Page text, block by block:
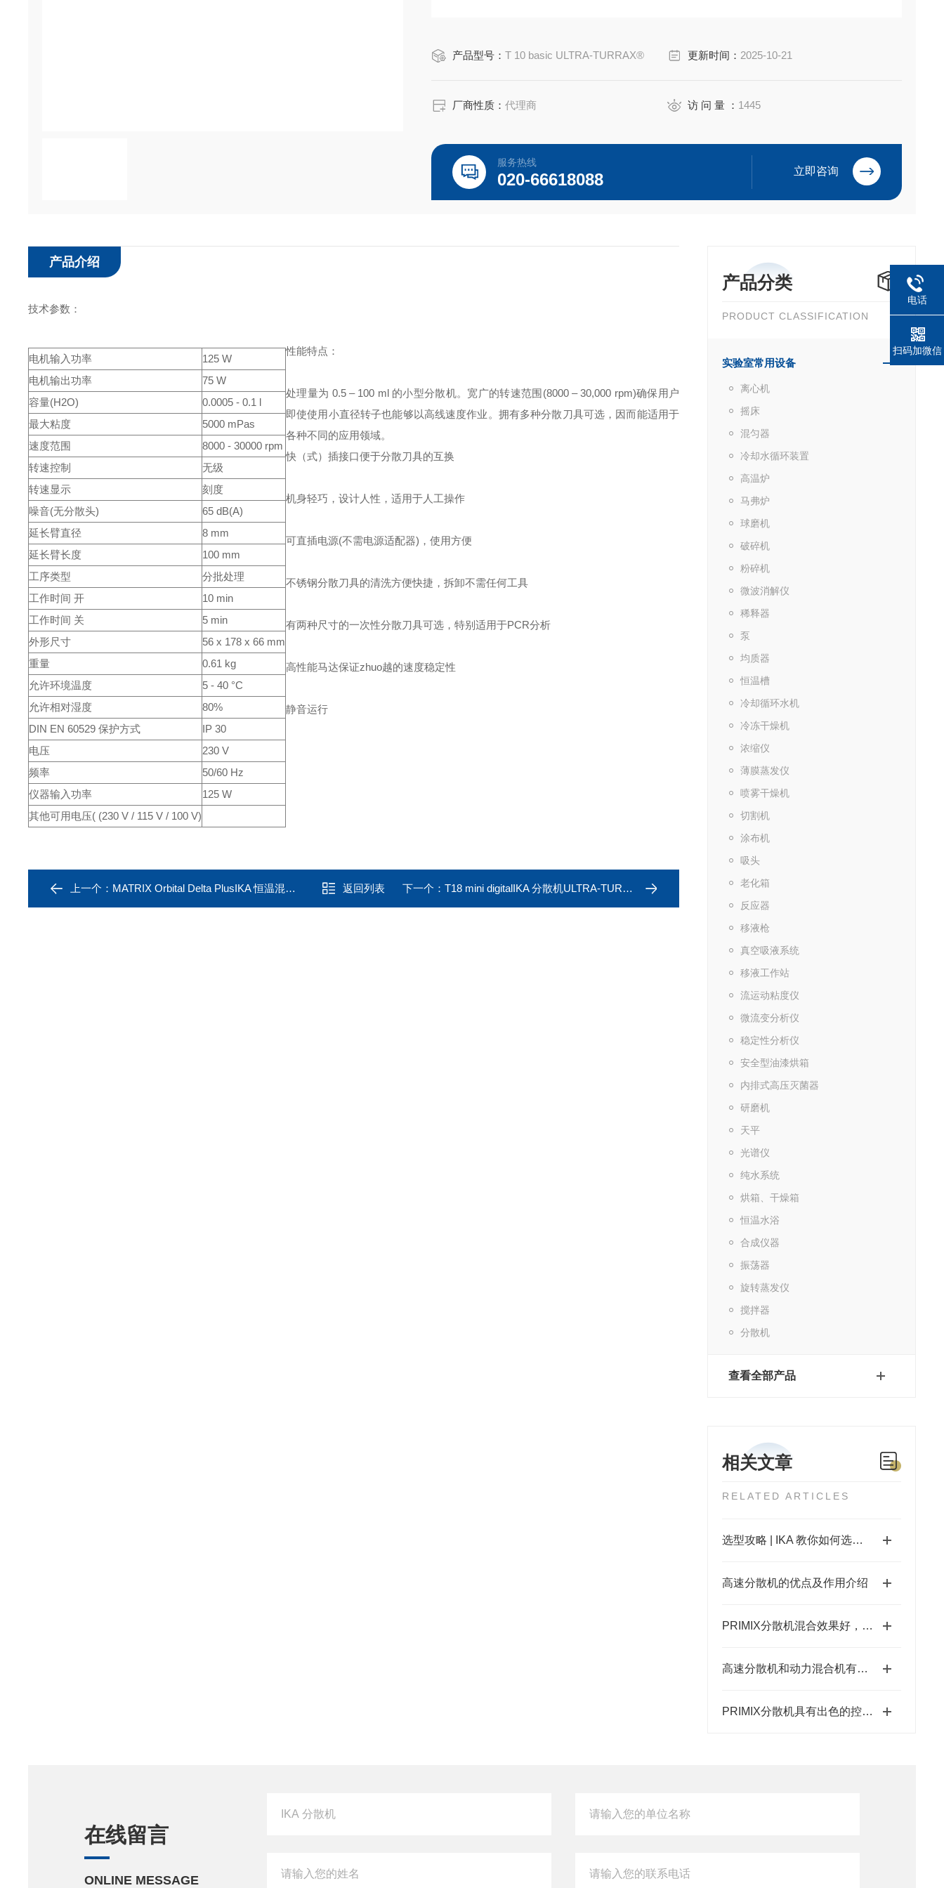
产品型号：T 10 basic ULTRA-TURRAX® 更新时间： 2025-10-21
厂商性质：代理商 访 问 量 ： 1445
服务热线
020-66618088 立即咨询
产品分类
PRODUCT CLASSIFICATION
实验室常用设备
离心机
摇床
混匀器
冷却水循环装置
高温炉
马弗炉
球磨机
破碎机
粉碎机
微波消解仪
稀释器
泵
均质器
恒温槽
冷却循环水机
冷冻干燥机
浓缩仪
薄膜蒸发仪
喷雾干燥机
切割机
涂布机
吸头
老化箱
反应器
移液枪
真空吸液系统
移液工作站
流运动粘度仪
微流变分析仪
稳定性分析仪
安全型油漆烘箱
内排式高压灭菌器
研磨机
天平
光谱仪
纯水系统
烘箱、干燥箱
恒温水浴
合成仪器
振荡器
旋转蒸发仪
搅拌器
分散机
查看全部产品
相关文章
RELATED ARTICLES
选型攻略 | IKA 教你如何选择合适的分散刀头！
高速分散机的优点及作用介绍
PRIMIX分散机混合效果好，能够快速实现均匀分散
高速分散机和动力混合机有什么区别
PRIMIX分散机具有出色的控制性能
产品介绍
技术参数：
电机输入功率
125 W
电机输出功率
75 W
容量(H2O)
0.0005 - 0.1 l
最大粘度
5000 mPas
速度范围
8000 - 30000 rpm
转速控制
无级
转速显示
刻度
噪音(无分散头)
65 dB(A)
延长臂直径
8 mm
延长臂长度
100 mm
工序类型
分批处理
工作时间 开
10 min
工作时间 关
5 min
外形尺寸
56 x 178 x 66 mm
重量
0.61 kg
允许环境温度
5 - 40 °C
允许相对湿度
80%
DIN EN 60529 保护方式
IP 30
电压
230 V
频率
50/60 Hz
仪器输入功率
125 W
其他可用电压( (230 V / 115 V / 100 V)
性能特点：
处理量为 0.5 – 100 ml 的小型分散机。宽广的转速范围(8000 – 30,000 rpm)确保用户
即使使用小直径转子也能够以高线速度作业。拥有多种分散刀具可选，因而能适用于
各种不同的应用领域。
快（式）插接口便于分散刀具的互换
机身轻巧，设计人性，适用于人工操作
可直插电源(不需电源适配器)，使用方便
不锈钢分散刀具的清洗方便快捷，拆卸不需任何工具
有两种尺寸的一次性分散刀具可选，特别适用于PCR分析
高性能马达保证zhuo越的速度稳定性
静音运行
上一个： MATRIX Orbital Delta PlusIKA 恒温混匀器 返回列表 下一个： T18 mini digitalIKA 分散机ULTRA-TURRAX®
在线留言
ONLINE MESSAGE
电话
扫码加微信